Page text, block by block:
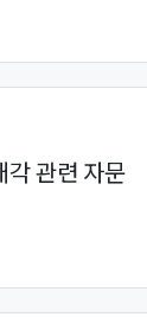
각 관련 자문